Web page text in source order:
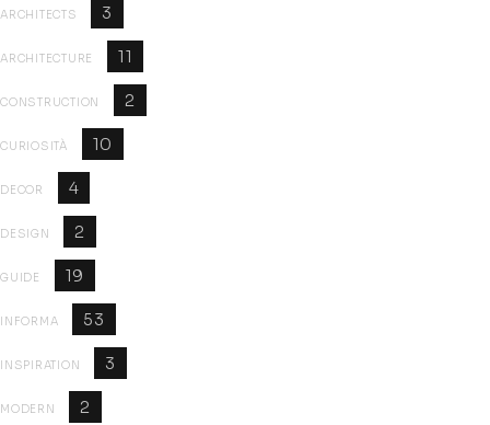
ARCHITECTS 3
ARCHITECTURE 11
CONSTRUCTION 2
CURIOSITÀ 10
DECOR 4
DESIGN 2
GUIDE 19
INFORMA 53
INSPIRATION 3
MODERN 2